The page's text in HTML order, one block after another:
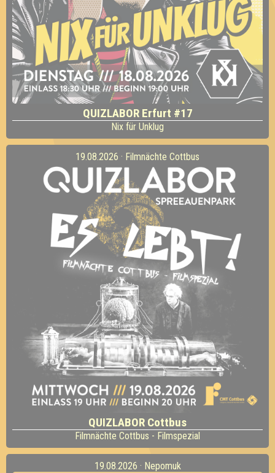
QUIZLABOR Erfurt #17
Nix für Unklug
19.08.2026 · Filmnächte Cottbus
QUIZLABOR Cottbus
Filmnächte Cottbus - Filmspezial
19.08.2026 · Nepomuk